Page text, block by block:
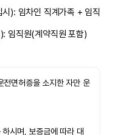
): 임차인 직계가족 + 임직
임직원(계약직원 포함)
전면허증을 소지한 자만 운
시며, 보증금에 따라 대